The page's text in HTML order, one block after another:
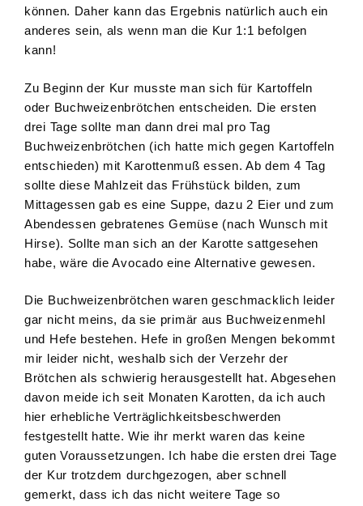
können. Daher kann das Ergebnis natürlich auch ein
anderes sein, als wenn man die Kur 1:1 befolgen
kann!
Zu Beginn der Kur musste man sich für Kartoffeln
oder Buchweizenbrötchen entscheiden. Die ersten
drei Tage sollte man dann drei mal pro Tag
Buchweizenbrötchen (ich hatte mich gegen Kartoffeln
entschieden) mit Karottenmuß essen. Ab dem 4 Tag
sollte diese Mahlzeit das Frühstück bilden, zum
Mittagessen gab es eine Suppe, dazu 2 Eier und zum
Abendessen gebratenes Gemüse (nach Wunsch mit
Hirse). Sollte man sich an der Karotte sattgesehen
habe, wäre die Avocado eine Alternative gewesen.
Die Buchweizenbrötchen waren geschmacklich leider
gar nicht meins, da sie primär aus Buchweizenmehl
und Hefe bestehen. Hefe in großen Mengen bekommt
mir leider nicht, weshalb sich der Verzehr der
Brötchen als schwierig herausgestellt hat. Abgesehen
davon meide ich seit Monaten Karotten, da ich auch
hier erhebliche Verträglichkeitsbeschwerden
festgestellt hatte. Wie ihr merkt waren das keine
guten Voraussetzungen. Ich habe die ersten drei Tage
der Kur trotzdem durchgezogen, aber schnell
gemerkt, dass ich das nicht weitere Tage so